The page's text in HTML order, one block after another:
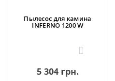
Пылесос для камина
INFERNO 1200 W
0
5 304 грн.